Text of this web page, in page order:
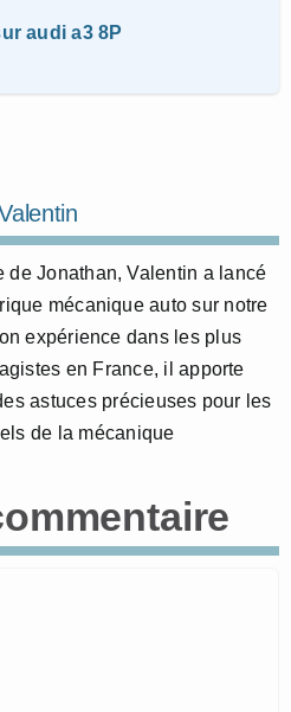
audi a3 8P
de Jonathan, Valentin a lancé
mécanique auto sur notre
expérience dans les plus
en France, il apporte
astuces précieuses pour les
de la mécanique